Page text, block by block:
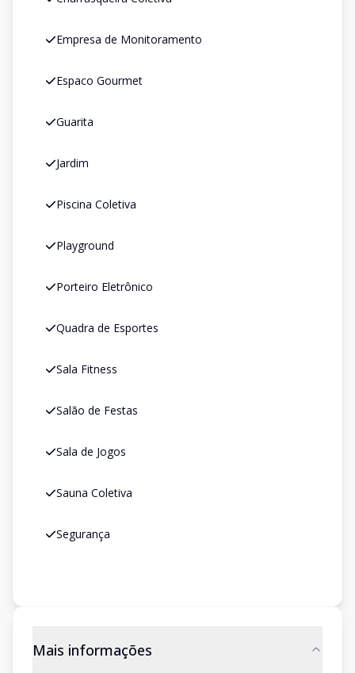
Empresa de Monitoramento
Espaco Gourmet
Guarita
Jardim
Piscina Coletiva
Playground
Porteiro Eletrônico
Quadra de Esportes
Sala Fitness
Salão de Festas
Sala de Jogos
Sauna Coletiva
Segurança
Mais informações